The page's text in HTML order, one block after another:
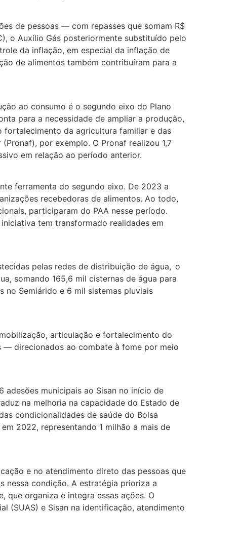
de pessoas — com repasses que somam R$
o Auxílio Gás posteriormente substituído pelo
da inflação, em especial da inflação de
de alimentos também contribuíram para a
ao consumo é o segundo eixo do Plano
para a necessidade de ampliar a produção,
fortalecimento da agricultura familiar e das
por exemplo. O Pronaf realizou 1,7
em relação ao período anterior.
ferramenta do segundo eixo. De 2023 a
recebedoras de alimentos. Ao todo,
participaram do PAA nesse período.
tem transformado realidades em
pelas redes de distribuição de água, o
somando 165,6 mil cisternas de água para
no Semiárido e 6 mil sistemas pluviais
articulação e fortalecimento do
— direcionados ao combate à fome por meio
municipais ao Sisan no início de
na melhoria na capacidade do Estado de
condicionalidades de saúde do Bolsa
2022, representando 1 milhão a mais de
e no atendimento direto das pessoas que
nessa condição. A estratégia prioriza a
que organiza e integra essas ações. O
(SUAS) e Sisan na identificação, atendimento